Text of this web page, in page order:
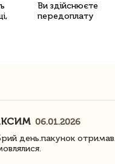
Ви здійснюєте
передоплату
06.01.2026
день.пакунок